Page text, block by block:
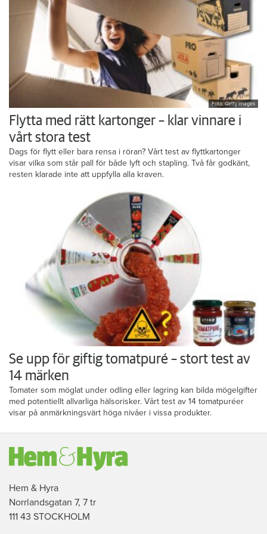
Foto: Getty Images
Flytta med rätt kartonger – klar vinnare i
vårt stora test
Dags för flytt eller bara rensa i röran? Vårt test av flyttkartonger
visar vilka som står pall för både lyft och stapling. Två får godkänt,
resten klarade inte att uppfylla alla kraven.
Se upp för giftig tomatpuré – stort test av
14 märken
Tomater som möglat under odling eller lagring kan bilda mögelgifter
med potentiellt allvarliga hälsorisker. Vårt test av 14 tomatpuréer
visar på anmärkningsvärt höga nivåer i vissa produkter.
Hem & Hyra
Norrlandsgatan 7, 7 tr
111 43 STOCKHOLM